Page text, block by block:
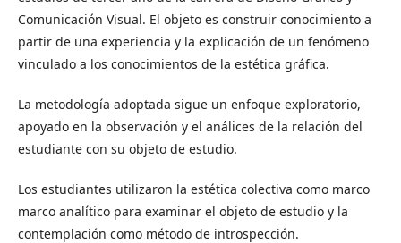
Comunicación Visual. El objeto es construir conocimiento a
partir de una experiencia y la explicación de un fenómeno
vinculado a los conocimientos de la estética gráfica.
La metodología adoptada sigue un enfoque exploratorio,
apoyado en la observación y el análices de la relación del
estudiante con su objeto de estudio.
Los estudiantes utilizaron la estética colectiva como marco
marco analítico para examinar el objeto de estudio y la
contemplación como método de introspección.